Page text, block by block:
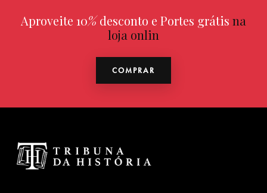
Aproveite 10%desconto e Portes grátis na
loja onlin
COMPRAR